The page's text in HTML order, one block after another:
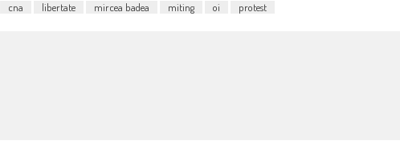
cna libertate mircea badea miting oi protest